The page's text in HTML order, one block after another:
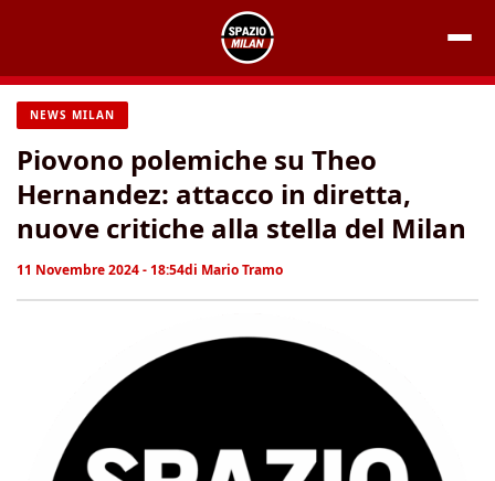
contenuto
NEWS MILAN
Piovono polemiche su Theo
Hernandez: attacco in diretta,
nuove critiche alla stella del Milan
11 Novembre 2024 - 18:54di Mario Tramo